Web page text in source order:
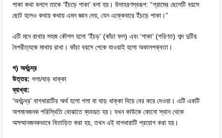
পাকা কথা বললে তাকে ‘ইঁচড়ে পাকা’ বলা হয়। উদাহরণস্বরূপ: “গ্রামের ছেলেটি বয়সে
ছোট হলেও কথায় কথায় এমন জ্ঞান দেয়, যেন এক্কেবারে ইঁচড়ে পাকা।”
এটি মনে রাখার সহজ কৌশল হলো ‘ইঁচড়’ (কাঁচা ফল) এবং ‘পাকা’ (পরিণত) শব্দ দুটির
বৈপরীত্যকে মাথায় রাখা। কাঁচা বয়সে পেকে যাওয়াই হলো অকালপক্বতা।
গ) অর্ধচন্দ্র
উত্তর: গলা/ঘাড় ধাক্কা
ব্যাখ্যা:
‘অর্ধচন্দ্র’ বাগধারাটির অর্থ হলো গলা বা ঘাড় ধাক্কা দিয়ে বের করে দেওয়া। এটি একটি
অপমানজনক পরিস্থিতি বোঝাতে ব্যবহৃত হয়। যখন কাউকে কোনো স্থান থেকে
অসম্মানজনকভাবে বিতাড়িত করা হয়, তখন এই বাগধারাটি প্রয়োগ করা হয়।